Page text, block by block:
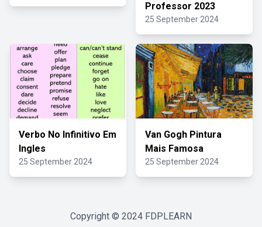
Professor 2023
25 September 2024
Verbo No Infinitivo Em
Ingles
25 September 2024
Van Gogh Pintura
Mais Famosa
25 September 2024
Copyright © 2024 FDPLEARN